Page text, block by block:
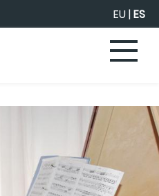
EU|ES